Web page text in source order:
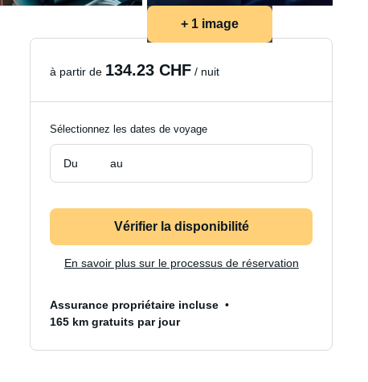
+ 1 image
à partir de 134.23 CHF / nuit
Sélectionnez les dates de voyage
Du au
Vérifier la disponibilité
En savoir plus sur le processus de réservation
Assurance propriétaire incluse
165 km gratuits par jour